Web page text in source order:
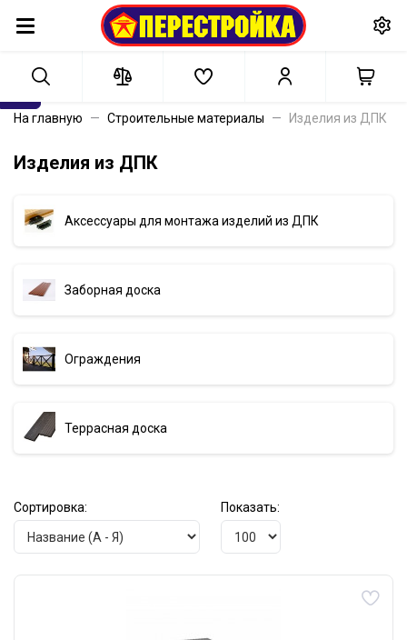
На главную Строительные материалы Изделия из ДПК
Изделия из ДПК
Аксессуары для монтажа изделий из ДПК
Заборная доска
Ограждения
Террасная доска
Сортировка: Показать: